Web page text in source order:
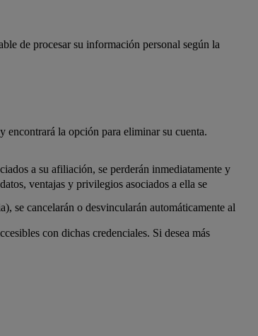
de procesar su información personal según la
encontrará la opción para eliminar su cuenta.
a su afiliación, se perderán inmediatamente y
se cancelarán o desvincularán automáticamente al
con dichas credenciales. Si desea más
ventajas y privilegios asociados a ella se